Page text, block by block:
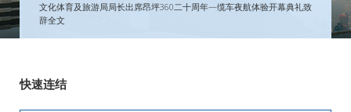
文化体育及旅游局局长出席昂坪360二十周年—缆车夜航体验开幕典礼致
辞全文
快速连结